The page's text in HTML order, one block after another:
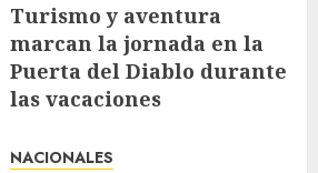
Turismo y aventura
marcan la jornada en la
Puerta del Diablo durante
las vacaciones
NACIONALES